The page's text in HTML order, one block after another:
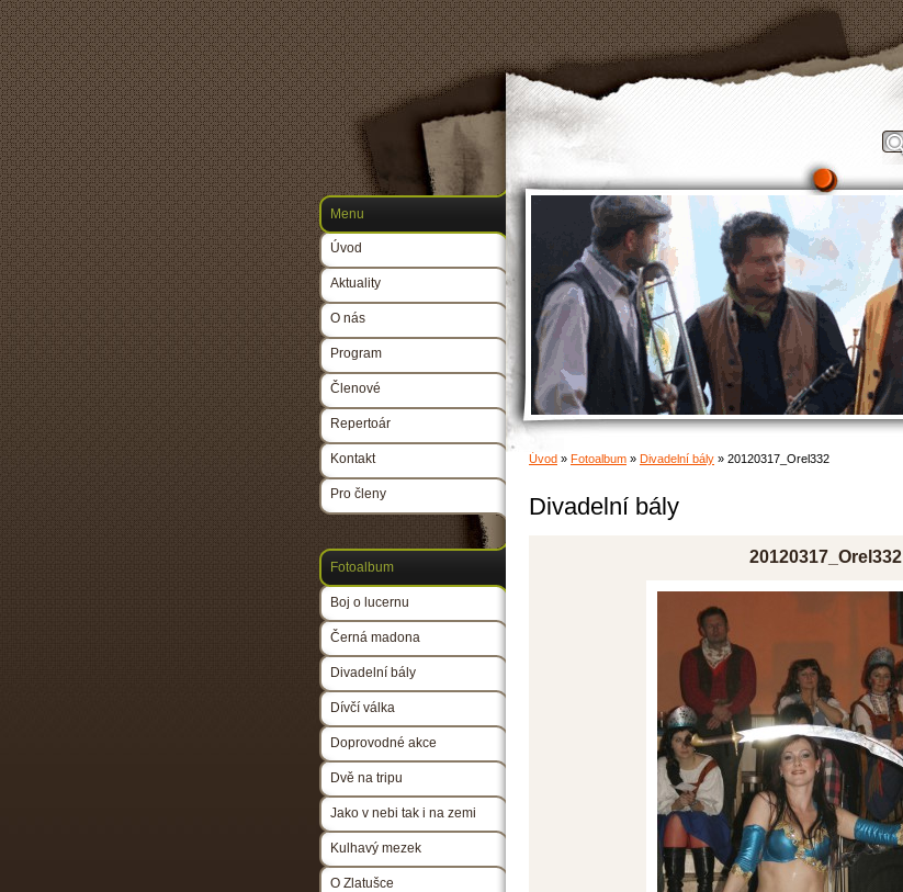
Úvod » Fotoalbum » Divadelní bály » 20120317_Orel332
Divadelní bály
20120317_Orel332
Menu
Úvod
Aktuality
O nás
Program
Členové
Repertoár
Kontakt
Pro členy
Fotoalbum
Boj o lucernu
Černá madona
Divadelní bály
Dívčí válka
Doprovodné akce
Dvě na tripu
Jako v nebi tak i na zemi
Kulhavý mezek
O Zlatušce